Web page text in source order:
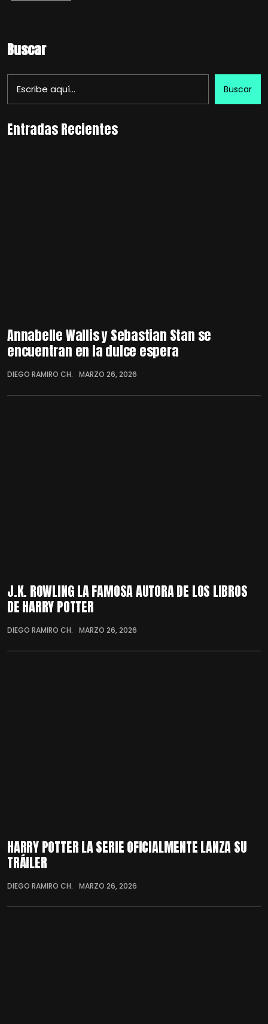
Buscar
Buscar
Entradas Recientes
Annabelle Wallis y Sebastian Stan se
encuentran en la dulce espera
DIEGO RAMIRO CH. MARZO 26, 2026
J.K. ROWLING LA FAMOSA AUTORA DE LOS LIBROS
DE HARRY POTTER
DIEGO RAMIRO CH. MARZO 26, 2026
HARRY POTTER LA SERIE OFICIALMENTE LANZA SU
TRÁILER
DIEGO RAMIRO CH. MARZO 26, 2026